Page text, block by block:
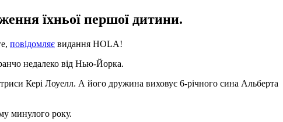
їхньої першої дитини.
повідомляє видання HOLA!
недалеко від Нью-Йорка.
Кері Лоуелл. А його дружина виховує 6-річного сина Альберта
минулого року.